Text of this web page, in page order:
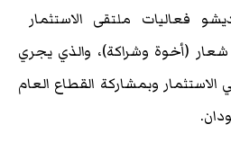
فعاليات ملتقى الاستثمار
(أخوة وشراكة)، والذي يجري
الاستثمار وبمشاركة القطاع العام